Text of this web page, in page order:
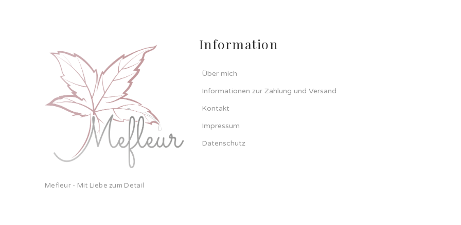
Mefleur - Mit Liebe zum Detail
Information
Über mich
Informationen zur Zahlung und Versand
Kontakt
Impressum
Datenschutz